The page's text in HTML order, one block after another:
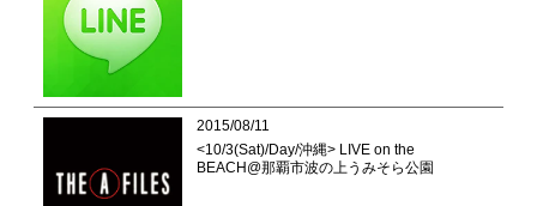
2015/08/11
<10/3(Sat)/Day/沖縄> LIVE on the
BEACH@那覇市波の上うみそら公園